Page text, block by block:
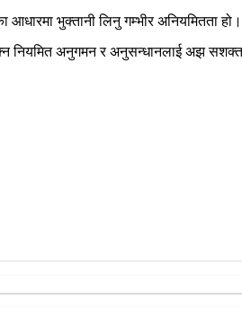
भुक्तानी लिनु गम्भीर अनियमितता
नियमित अनुगमन र अनुसन्धानलाई अझ